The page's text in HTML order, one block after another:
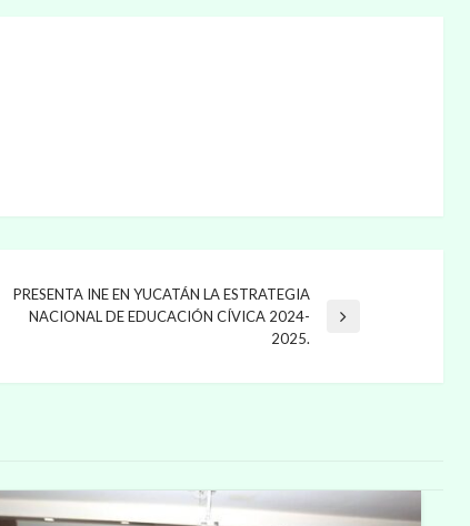
Entrada
PRESENTA INE EN YUCATÁN LA ESTRATEGIA
NACIONAL DE EDUCACIÓN CÍVICA 2024-
2025.